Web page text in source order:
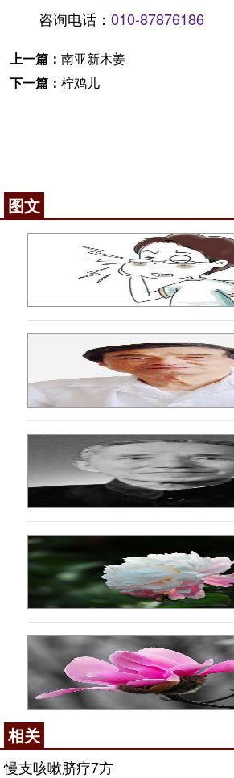
咨询电话： 010-87876186
上一篇： 南亚新木姜
下一篇： 柠鸡儿
图文
相关
慢支咳嗽脐疗7方